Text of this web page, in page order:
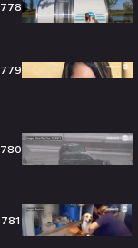
778
779
780
781